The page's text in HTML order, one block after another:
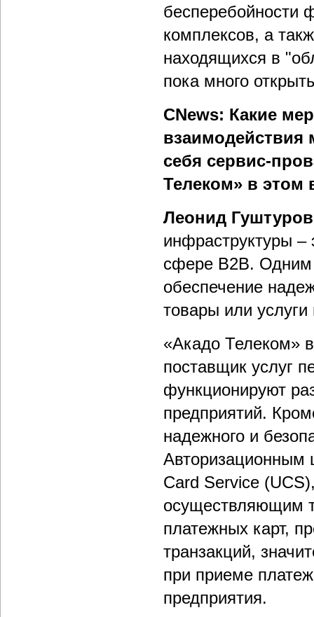
бесперебойности
комплексов, а
находящихся в
пока много
CNews: Какие
взаимодействия
себя сервис-
Телеком» в этом
Леонид Гуштуров
инфраструктуры –
сфере B2B. Одним
обеспечение
товары или
«Акадо Телеком»
поставщик услуг
функционируют
предприятий.
надежного и
Авторизационным
Card Service
осуществляющим
платежных карт,
транзакций,
при приеме
предприятия.